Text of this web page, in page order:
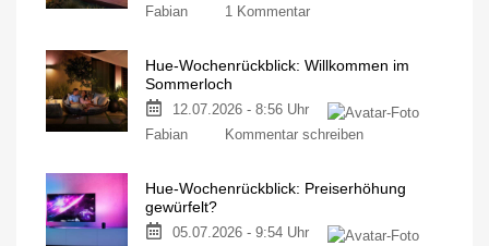
Mein
Fabian
1 Kommentarzu
Ja,
denn
heut’
Mein
Hue-Wochenrückblick: Willkommen im
Sommerloch
12.07.2026 - 8:56 Uhr
Fabian
Kommentar schreibenzu
Willkommen
Sommerloch
Hue-Wochenrückblick: Preiserhöhung
gewürfelt?
05.07.2026 - 9:54 Uhr